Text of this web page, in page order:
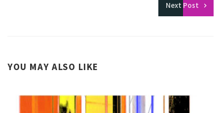
Next Post
YOU MAY ALSO LIKE